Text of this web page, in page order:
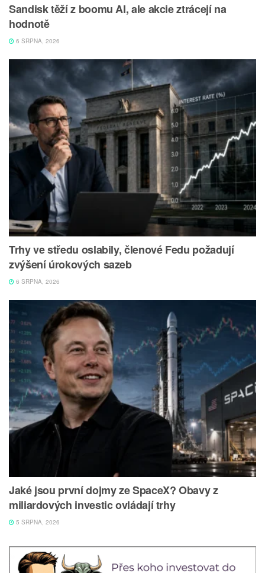
Sandisk těží z boomu AI, ale akcie ztrácejí na
hodnotě
6 SRPNA, 2026
Trhy ve středu oslabily, členové Fedu požadují
zvýšení úrokových sazeb
6 SRPNA, 2026
Jaké jsou první dojmy ze SpaceX? Obavy z
miliardových investic ovládají trhy
5 SRPNA, 2026